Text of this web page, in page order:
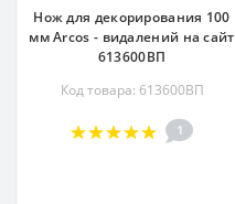
Нож для декорирования 100
мм Arcos - видалений на сайт
613600ВП
Код товара: 613600ВП
1